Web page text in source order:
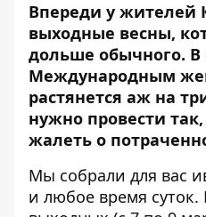
Впереди у жителей
выходные весны,
дольше обычного. В
Международным
растянется аж на
нужно провести
жалеть о
Мы собрали для вас
и любое время суток.